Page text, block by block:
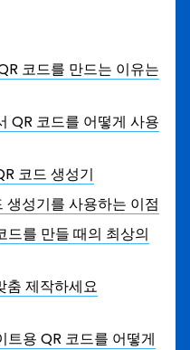
코드를 만드는 이유는
QR 코드를 어떻게 사용
코드 생성기
생성기를 사용하는 이점
드를 만들 때의 최상의
춤 제작하세요
트용 QR 코드를 어떻게